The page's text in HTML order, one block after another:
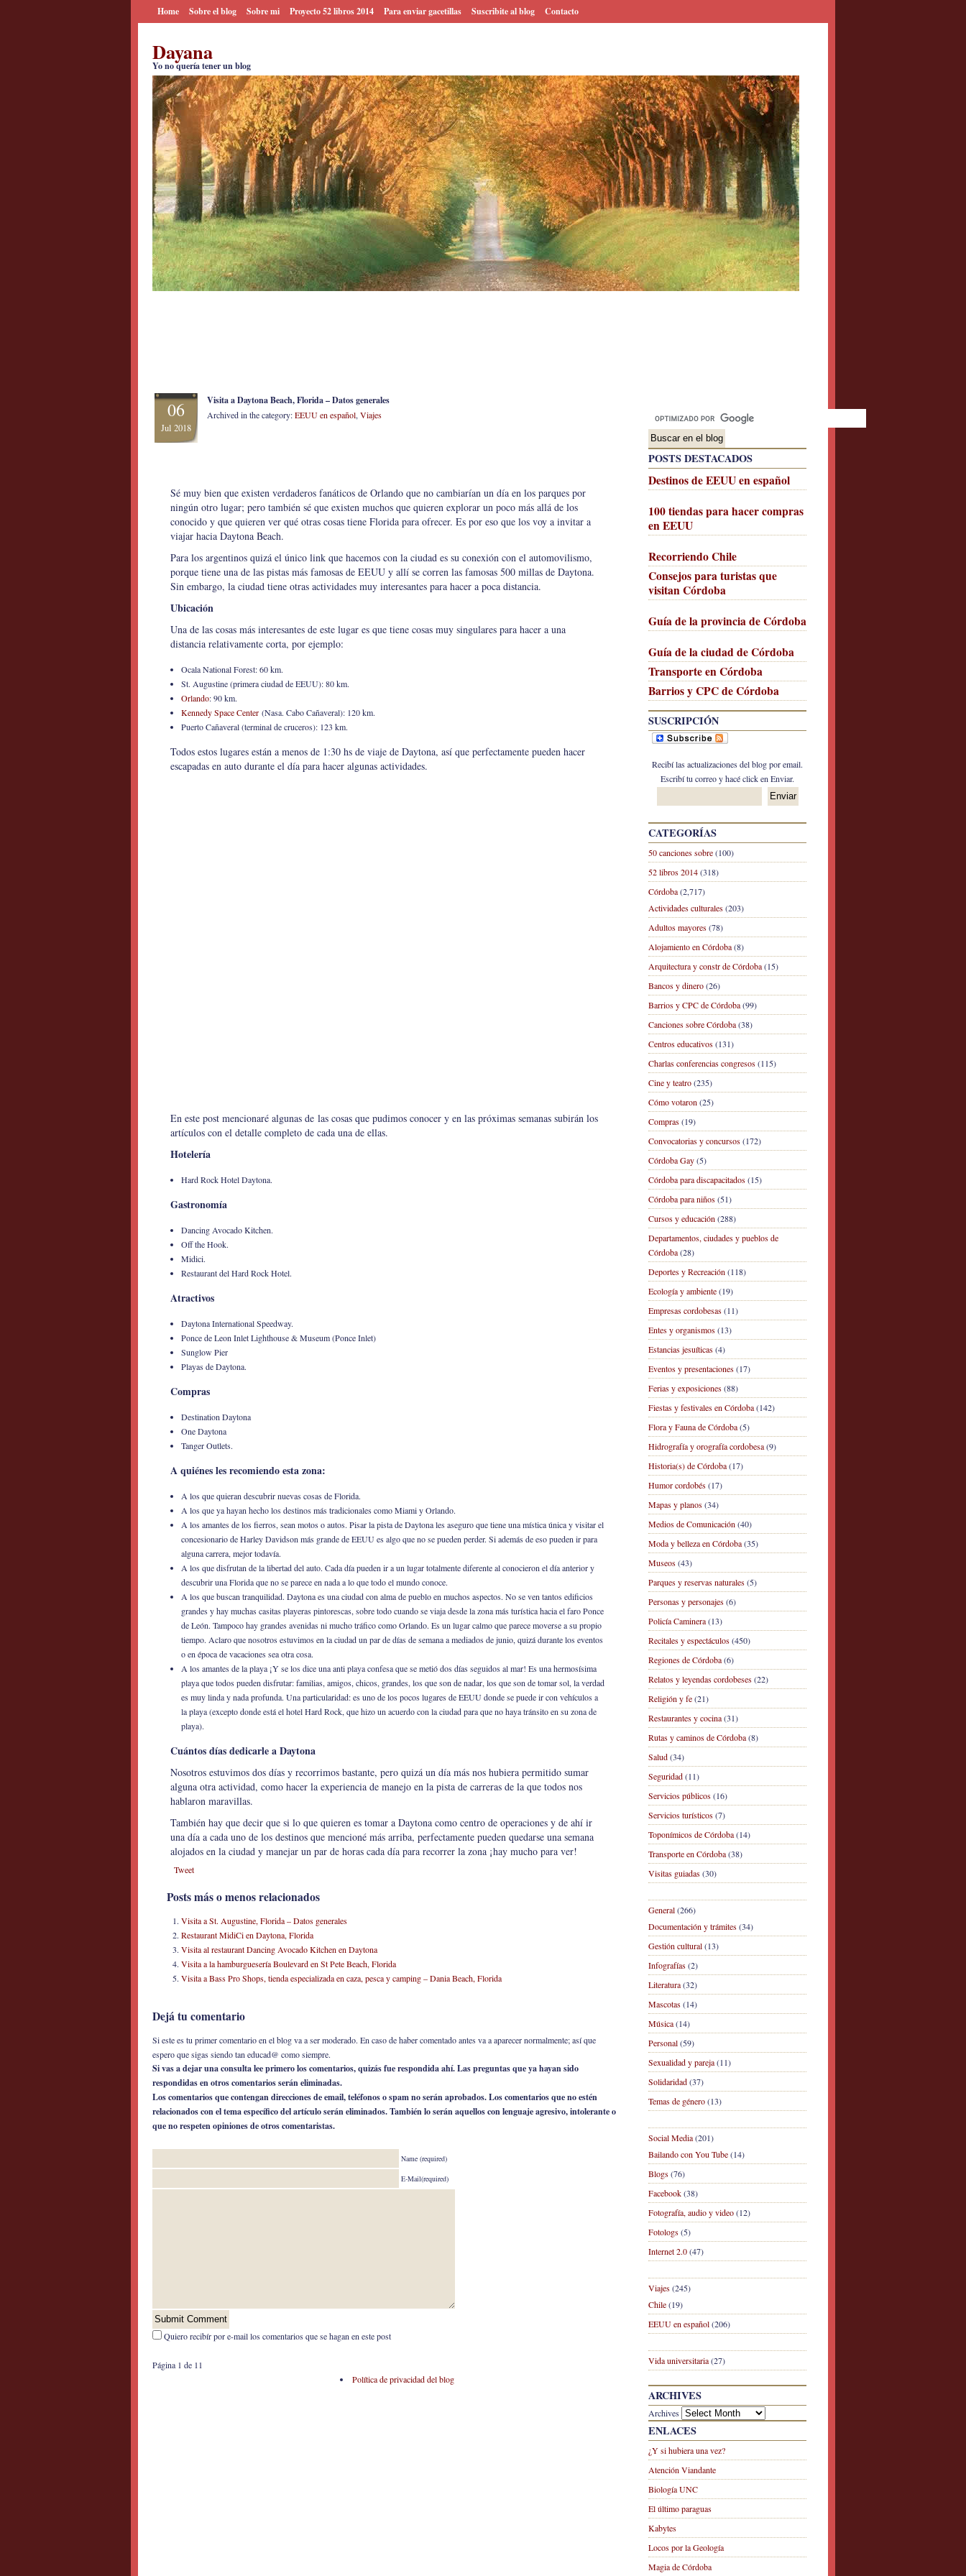
Home Sobre el blog Sobre mi Proyecto 52 libros 2014 Para enviar gacetillas Suscribite al blog Contacto
Dayana
Yo no quería tener un blog
POSTS DESTACADOS
Destinos de EEUU en español
100 tiendas para hacer compras
en EEUU
Recorriendo Chile
Consejos para turistas que
visitan Córdoba
Guía de la provincia de Córdoba
Guía de la ciudad de Córdoba
Transporte en Córdoba
Barrios y CPC de Córdoba
SUSCRIPCIÓN
Recibí las actualizaciones del blog por email.
Escribí tu correo y hacé click en Enviar.
CATEGORÍAS
50 canciones sobre(100)
52 libros 2014(318)
Córdoba(2,717)
Actividades culturales(203)
Adultos mayores(78)
Alojamiento en Córdoba(8)
Arquitectura y constr de Córdoba(15)
Bancos y dinero(26)
Barrios y CPC de Córdoba(99)
Canciones sobre Córdoba(38)
Centros educativos(131)
Charlas conferencias congresos(115)
Cine y teatro(235)
Cómo votaron (25)
Compras(19)
Convocatorias y concursos(172)
Córdoba Gay(5)
Córdoba para discapacitados(15)
Córdoba para niños(51)
Cursos y educación (288)
Departamentos, ciudades y pueblos de
Córdoba(28)
Deportes y Recreación (118)
Ecología y ambiente(19)
Empresas cordobesas(11)
Entes y organismos(13)
Estancias jesuíticas(4)
Eventos y presentaciones(17)
Ferias y exposiciones(88)
Fiestas y festivales en Córdoba(142)
Flora y Fauna de Córdoba(5)
Hidrografía y orografía cordobesa(9)
Historia(s) de Córdoba(17)
Humor cordobés(17)
Mapas y planos(34)
Medios de Comunicación (40)
Moda y belleza en Córdoba(35)
Museos(43)
Parques y reservas naturales(5)
Personas y personajes(6)
Policía Caminera(13)
Recitales y espectáculos(450)
Regiones de Córdoba(6)
Relatos y leyendas cordobeses(22)
Religión y fe(21)
Restaurantes y cocina(31)
Rutas y caminos de Córdoba(8)
Salud(34)
Seguridad(11)
Servicios públicos(16)
Servicios turísticos(7)
Toponímicos de Córdoba(14)
Transporte en Córdoba(38)
Visitas guiadas(30)
General(266)
Documentación y trámites(34)
Gestión cultural(13)
Infografías(2)
Literatura(32)
Mascotas(14)
Música(14)
Personal(59)
Sexualidad y pareja(11)
Solidaridad(37)
Temas de género(13)
Social Media(201)
Bailando con You Tube(14)
Blogs(76)
Facebook(38)
Fotografía, audio y video(12)
Fotologs(5)
Internet 2.0(47)
Viajes(245)
Chile(19)
EEUU en español(206)
Vida universitaria(27)
ARCHIVES
Archives
ENLACES
¿Y si hubiera una vez?
Atención Viandante
Biología UNC
El último paraguas
Kabytes
Locos por la Geología
Magia de Córdoba
06
Jul 2018
Visita a Daytona Beach, Florida – Datos generales
Archived in the category:EEUU en español, Viajes
Sé muy bien que existen verdaderos fanáticos de Orlando que no cambiarían un día en los parques por
ningún otro lugar; pero también sé que existen muchos que quieren explorar un poco más allá de los
conocido y que quieren ver qué otras cosas tiene Florida para ofrecer. Es por eso que los voy a invitar a
viajar hacia Daytona Beach.
Para los argentinos quizá el único link que hacemos con la ciudad es su conexión con el automovilismo,
porque tiene una de las pistas más famosas de EEUU y allí se corren las famosas 500 millas de Daytona.
Sin embargo, la ciudad tiene otras actividades muy interesantes para hacer a poca distancia.
Ubicación
Una de las cosas más interesantes de este lugar es que tiene cosas muy singulares para hacer a una
distancia relativamente corta, por ejemplo:
Ocala National Forest: 60 km.
St. Augustine (primera ciudad de EEUU): 80 km.
Orlando: 90 km.
Kennedy Space Center (Nasa. Cabo Cañaveral): 120 km.
Puerto Cañaveral (terminal de cruceros): 123 km.
Todos estos lugares están a menos de 1:30 hs de viaje de Daytona, así que perfectamente pueden hacer
escapadas en auto durante el día para hacer algunas actividades.
En este post mencionaré algunas de las cosas que pudimos conocer y en las próximas semanas subirán los
artículos con el detalle completo de cada una de ellas.
Hotelería
Hard Rock Hotel Daytona.
Gastronomía
Dancing Avocado Kitchen.
Off the Hook.
Midici.
Restaurant del Hard Rock Hotel.
Atractivos
Daytona International Speedway.
Ponce de Leon Inlet Lighthouse & Museum (Ponce Inlet)
Sunglow Pier
Playas de Daytona.
Compras
Destination Daytona
One Daytona
Tanger Outlets.
A quiénes les recomiendo esta zona:
A los que quieran descubrir nuevas cosas de Florida.
A los que ya hayan hecho los destinos más tradicionales como Miami y Orlando.
A los amantes de los fierros, sean motos o autos. Pisar la pista de Daytona les aseguro que tiene una mística única y visitar el
concesionario de Harley Davidson más grande de EEUU es algo que no se pueden perder. Si además de eso pueden ir para
alguna carrera, mejor todavía.
A los que disfrutan de la libertad del auto. Cada día pueden ir a un lugar totalmente diferente al conocieron el día anterior y
descubrir una Florida que no se parece en nada a lo que todo el mundo conoce.
A los que buscan tranquilidad. Daytona es una ciudad con alma de pueblo en muchos aspectos. No se ven tantos edificios
grandes y hay muchas casitas playeras pintorescas, sobre todo cuando se viaja desde la zona más turística hacia el faro Ponce
de León. Tampoco hay grandes avenidas ni mucho tráfico como Orlando. Es un lugar calmo que parece moverse a su propio
tiempo. Aclaro que nosotros estuvimos en la ciudad un par de días de semana a mediados de junio, quizá durante los eventos
o en época de vacaciones sea otra cosa.
A los amantes de la playa ¡Y se los dice una anti playa confesa que se metió dos días seguidos al mar! Es una hermosísima
playa que todos pueden disfrutar: familias, amigos, chicos, grandes, los que son de nadar, los que son de tomar sol, la verdad
es muy linda y nada profunda. Una particularidad: es uno de los pocos lugares de EEUU donde se puede ir con vehículos a
la playa (excepto donde está el hotel Hard Rock, que hizo un acuerdo con la ciudad para que no haya tránsito en su zona de
playa).
Cuántos días dedicarle a Daytona
Nosotros estuvimos dos días y recorrimos bastante, pero quizá un día más nos hubiera permitido sumar
alguna otra actividad, como hacer la experiencia de manejo en la pista de carreras de la que todos nos
hablaron maravillas.
También hay que decir que si lo que quieren es tomar a Daytona como centro de operaciones y de ahí ir
una día a cada uno de los destinos que mencioné más arriba, perfectamente pueden quedarse una semana
alojados en la ciudad y manejar un par de horas cada día para recorrer la zona ¡hay mucho para ver!
Tweet
Posts más o menos relacionados
Visita a St. Augustine, Florida – Datos generales
Restaurant MidiCi en Daytona, Florida
Visita al restaurant Dancing Avocado Kitchen en Daytona
Visita a la hamburguesería Boulevard en St Pete Beach, Florida
Visita a Bass Pro Shops, tienda especializada en caza, pesca y camping – Dania Beach, Florida
Dejá tu comentario
Si este es tu primer comentario en el blog va a ser moderado. En caso de haber comentado antes va a aparecer normalmente; así que
espero que sigas siendo tan educad@ como siempre.
Si vas a dejar una consulta lee primero los comentarios, quizás fue respondida ahí. Las preguntas que ya hayan sido
respondidas en otros comentarios serán eliminadas.
Los comentarios que contengan direcciones de email, teléfonos o spam no serán aprobados. Los comentarios que no estén
relacionados con el tema específico del artículo serán eliminados. También lo serán aquellos con lenguaje agresivo, intolerante o
que no respeten opiniones de otros comentaristas.
Name (required)
E-Mail(required)
Quiero recibír por e-mail los comentarios que se hagan en este post
Página 1 de 1 1
Política de privacidad del blog